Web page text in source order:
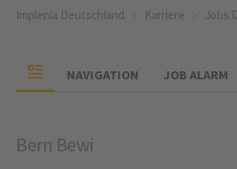
Implenia Deutschland Karriere Jobs
NAVIGATION JOB ALARM
Bern Bewi